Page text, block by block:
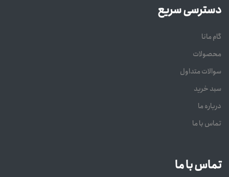
دسترسی سریع
گام مانا
محصولات
سوالات متداول
سبد خرید
درباره ما
تماس با ما
تماس با ما